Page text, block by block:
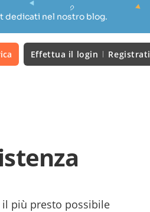
dedicati nel nostro blog.
Effettua il login Registrati
più presto possibile